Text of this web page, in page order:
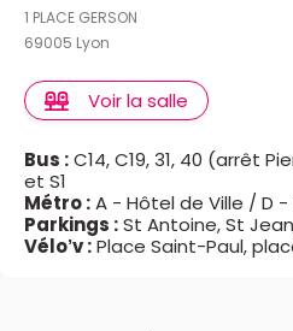
1 PLACE GERSON
69005 Lyon
Voir la salle
Bus :C14, C19, 31, 40 (arrêt
et S1
Métro :A - Hôtel de Ville / D -
Parkings :St Antoine, St
Vélo’v :Place Saint-Paul,